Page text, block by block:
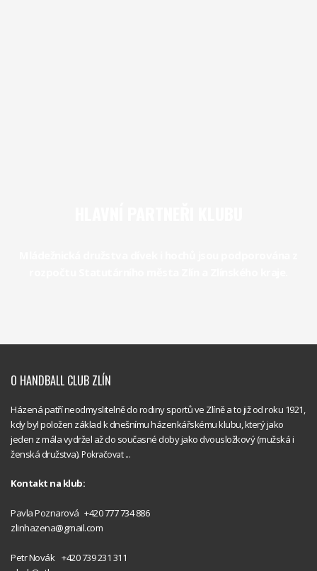
O HANDBALL CLUB ZLÍN
Házená patří neodmyslitelně do rodiny sportů ve Zlíně a to již od roku 1921,
kdy byl položen základ k dnešnímu házenkářskému klubu, který jako
jeden z mála vydržel až do současné doby jako dvousložkový (mužská i
ženská družstva). Pokračovat ...
Kontakt na klub:
Pavla Poznarová +420 777 734 886
zlinhazena@gmail.com
Petr Novák +420 739 231 311
Club Zlín
Club Zlín